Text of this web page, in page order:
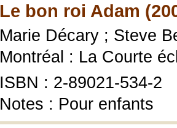
Le bon roi Adam
Marie Décary ; Steve
Montréal : La Courte
ISBN : 2-89021-534-2
Notes : Pour enfants